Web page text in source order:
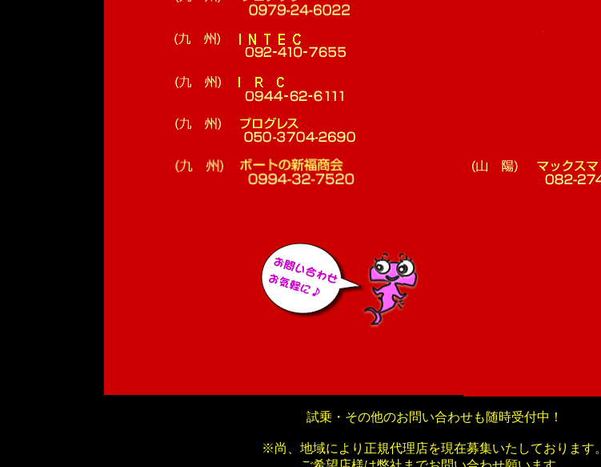
試乗・その他のお問い合わせも随時受付中！
※尚、地域により正規代理店を現在募集いたしております。